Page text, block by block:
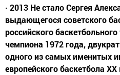
· 2013 Не стало Сергея
выдающегося советского
российского
чемпиона 1972 года,
одного из самых именитых
европейского баскетбола